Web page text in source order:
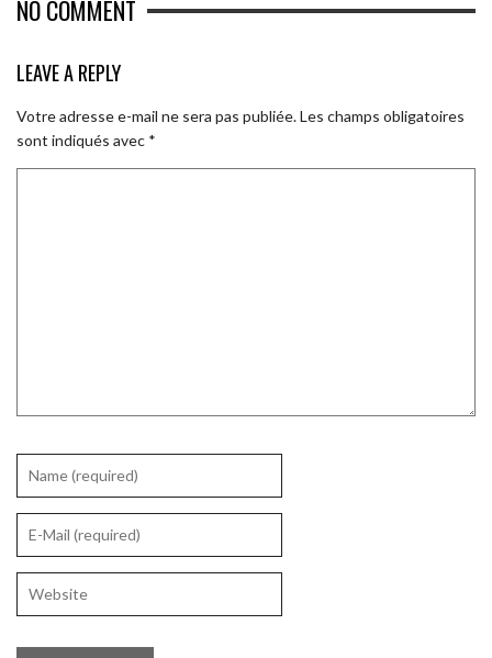
NO COMMENT
LEAVE A REPLY
Votre adresse e-mail ne sera pas publiée.Les champs obligatoires
sont indiqués avec *